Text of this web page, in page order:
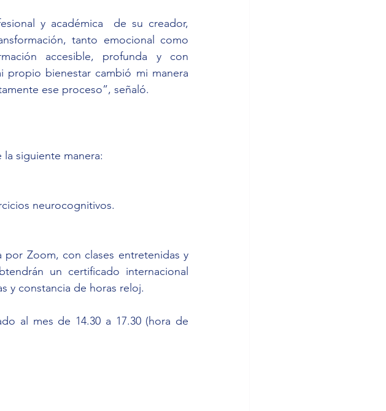
y académica  de su creador,
tanto emocional como
accesible, profunda y con
propio bienestar cambió mi manera
ese proceso”, señaló.
siguiente manera:
neurocognitivos.
por Zoom, con clases entretenidas y
un certificado internacional
y constancia de horas reloj.
al mes de 14.30 a 17.30 (hora de